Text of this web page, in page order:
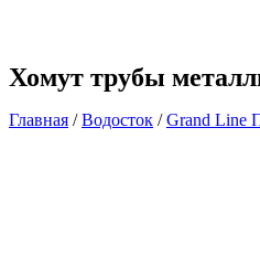
Хомут трубы
Главная /Водосток /Grand Line